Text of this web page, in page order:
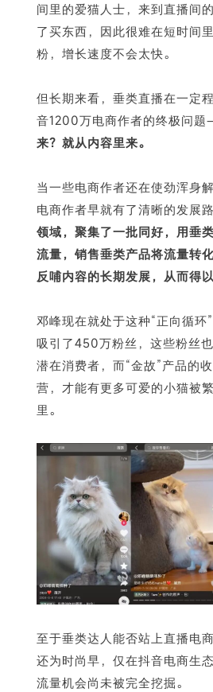
间里的爱猫人士，来到直播间
了买东西，因此很难在短时间
粉，增长速度不会太快。
但长期来看，垂类直播在一定
音1200万电商作者的终极问
来？就从内容里来。
当一些电商作者还在使劲浑身
电商作者早就有了清晰的发展
领域，聚集了一批同好，用垂
流量，销售垂类产品将流量转
反哺内容的长期发展，从而得
邓峰现在就处于这种“正向循环
吸引了450万粉丝，这些粉丝
潜在消费者，而“金故”产品的
营，才能有更多可爱的小猫被
里。
至于垂类达人能否站上直播电
还为时尚早，仅在抖音电商生
流量机会尚未被完全挖掘。